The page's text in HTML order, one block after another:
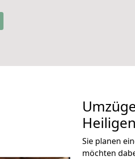
Sie planen
möchten